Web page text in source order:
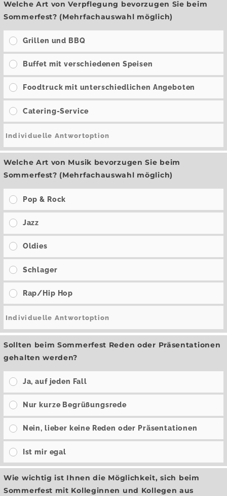
Welche Art von Verpflegung bevorzugen Sie beim
Sommerfest? (Mehrfachauswahl möglich)
Grillen und BBQ
Buffet mit verschiedenen Speisen
Foodtruck mit unterschiedlichen Angeboten
Catering-Service
Welche Art von Musik bevorzugen Sie beim
Sommerfest? (Mehrfachauswahl möglich)
Pop & Rock
Jazz
Oldies
Schlager
Rap/Hip Hop
Sollten beim Sommerfest Reden oder Präsentationen
gehalten werden?
Ja, auf jeden Fall
Nur kurze Begrüßungsrede
Nein, lieber keine Reden oder Präsentationen
Ist mir egal
Wie wichtig ist Ihnen die Möglichkeit, sich beim
Sommerfest mit Kolleginnen und Kollegen aus